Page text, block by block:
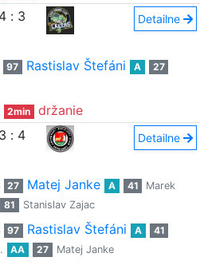
4 : 3 Detailne
97 Rastislav Štefáni A
27
2min
držanie
3 : 4 Detailne
27 Matej Janke A 41
Marek
81 Stanislav Zajac
97 Rastislav Štefáni A
41
AA 27 Matej Janke